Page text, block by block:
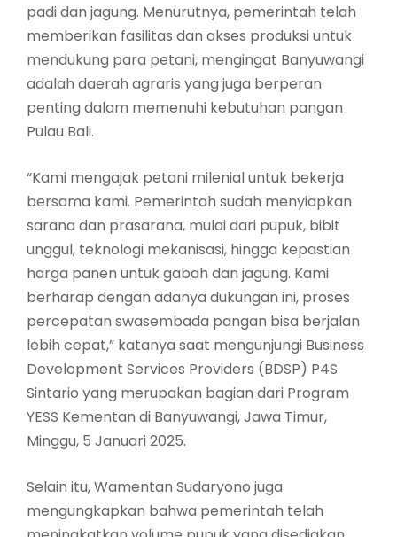
padi dan jagung. Menurutnya, pemerintah telah
memberikan fasilitas dan akses produksi untuk
mendukung para petani, mengingat Banyuwangi
adalah daerah agraris yang juga berperan
penting dalam memenuhi kebutuhan pangan
Pulau Bali.
“Kami mengajak petani milenial untuk bekerja
bersama kami. Pemerintah sudah menyiapkan
sarana dan prasarana, mulai dari pupuk, bibit
unggul, teknologi mekanisasi, hingga kepastian
harga panen untuk gabah dan jagung. Kami
berharap dengan adanya dukungan ini, proses
percepatan swasembada pangan bisa berjalan
lebih cepat,” katanya saat mengunjungi Business
Development Services Providers (BDSP) P4S
Sintario yang merupakan bagian dari Program
YESS Kementan di Banyuwangi, Jawa Timur,
Minggu, 5 Januari 2025.
Selain itu, Wamentan Sudaryono juga
mengungkapkan bahwa pemerintah telah